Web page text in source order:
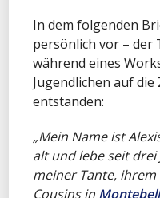
In dem folgenden
persönlich vor – der
während eines
Jugendlichen auf die
entstanden:
„Mein Name ist
alt und lebe seit
meiner Tante,
Cousins in